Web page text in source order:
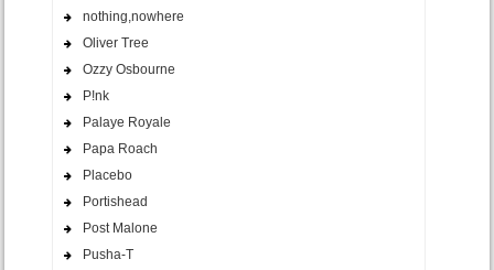
nothing,nowhere
Oliver Tree
Ozzy Osbourne
P!nk
Palaye Royale
Papa Roach
Placebo
Portishead
Post Malone
Pusha-T